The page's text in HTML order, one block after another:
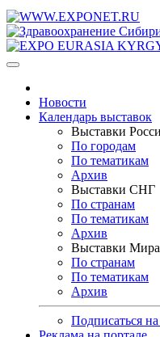
Новости
Календарь выставок
Выставки
По городам
По тематикам
Архив
Выставки СНГ
По странам
По тематикам
Архив
Выставки Мира
По странам
По тематикам
Архив
Подписаться